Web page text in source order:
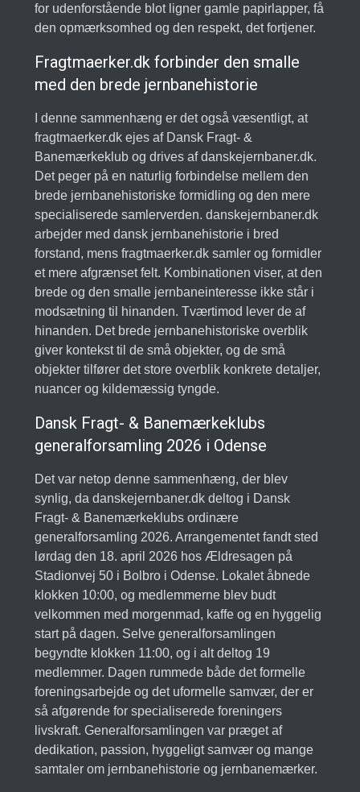
for udenforstående blot ligner gamle papirlapper, få
den opmærksomhed og den respekt, det fortjener.
Fragtmaerker.dk forbinder den smalle
med den brede jernbanehistorie
I denne sammenhæng er det også væsentligt, at
fragtmaerker.dk ejes af Dansk Fragt- &
Banemærkeklub og drives af danskejernbaner.dk.
Det peger på en naturlig forbindelse mellem den
brede jernbanehistoriske formidling og den mere
specialiserede samlerverden. danskejernbaner.dk
arbejder med dansk jernbanehistorie i bred
forstand, mens fragtmaerker.dk samler og formidler
et mere afgrænset felt. Kombinationen viser, at den
brede og den smalle jernbaneinteresse ikke står i
modsætning til hinanden. Tværtimod lever de af
hinanden. Det brede jernbanehistoriske overblik
giver kontekst til de små objekter, og de små
objekter tilfører det store overblik konkrete detaljer,
nuancer og kildemæssig tyngde.
Dansk Fragt- & Banemærkeklubs
generalforsamling 2026 i Odense
Det var netop denne sammenhæng, der blev
synlig, da danskejernbaner.dk deltog i Dansk
Fragt- & Banemærkeklubs ordinære
generalforsamling 2026. Arrangementet fandt sted
lørdag den 18. april 2026 hos Ældresagen på
Stadionvej 50 i Bolbro i Odense. Lokalet åbnede
klokken 10:00, og medlemmerne blev budt
velkommen med morgenmad, kaffe og en hyggelig
start på dagen. Selve generalforsamlingen
begyndte klokken 11:00, og i alt deltog 19
medlemmer. Dagen rummede både det formelle
foreningsarbejde og det uformelle samvær, der er
så afgørende for specialiserede foreningers
livskraft. Generalforsamlingen var præget af
dedikation, passion, hyggeligt samvær og mange
samtaler om jernbanehistorie og jernbanemærker.